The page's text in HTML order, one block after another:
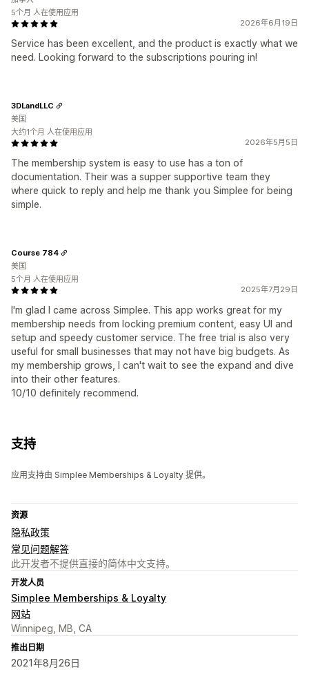
2026年6月19日
Service has been excellent, and the product is exactly what we
need. Looking forward to the subscriptions pouring in!
5个月 人在使用应用
2026年5月5日
The membership system is easy to use has a ton of
documentation. Their was a supper supportive team they
where quick to reply and help me thank you Simplee for being
simple.
3DLandLLC
美国
大约1个月 人在使用应用
2025年7月29日
I'm glad I came across Simplee. This app works great for my
membership needs from locking premium content, easy UI and
setup and speedy customer service. The free trial is also very
useful for small businesses that may not have big budgets. As
my membership grows, I can't wait to see the expand and dive
into their other features.
10/10 definitely recommend.
Course 784
美国
5个月 人在使用应用
支持
应用支持由 Simplee Memberships & Loyalty 提供。
资源
隐私政策
常见问题解答
此开发者不提供直接的简体中文支持。
开发人员
Simplee Memberships & Loyalty
网站
Winnipeg, MB, CA
推出日期
2021年8月26日